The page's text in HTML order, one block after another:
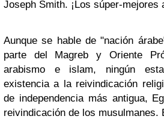
Joseph Smith. ¡Los súper-mejores
Aunque se hable de "nación
parte del Magreb y Oriente
arabismo e islam, ningún
existencia a la reivindicación
de independencia más antigua,
reivindicación de los musulmanes.